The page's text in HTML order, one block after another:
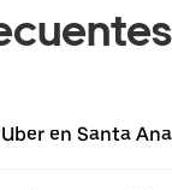
en Santa